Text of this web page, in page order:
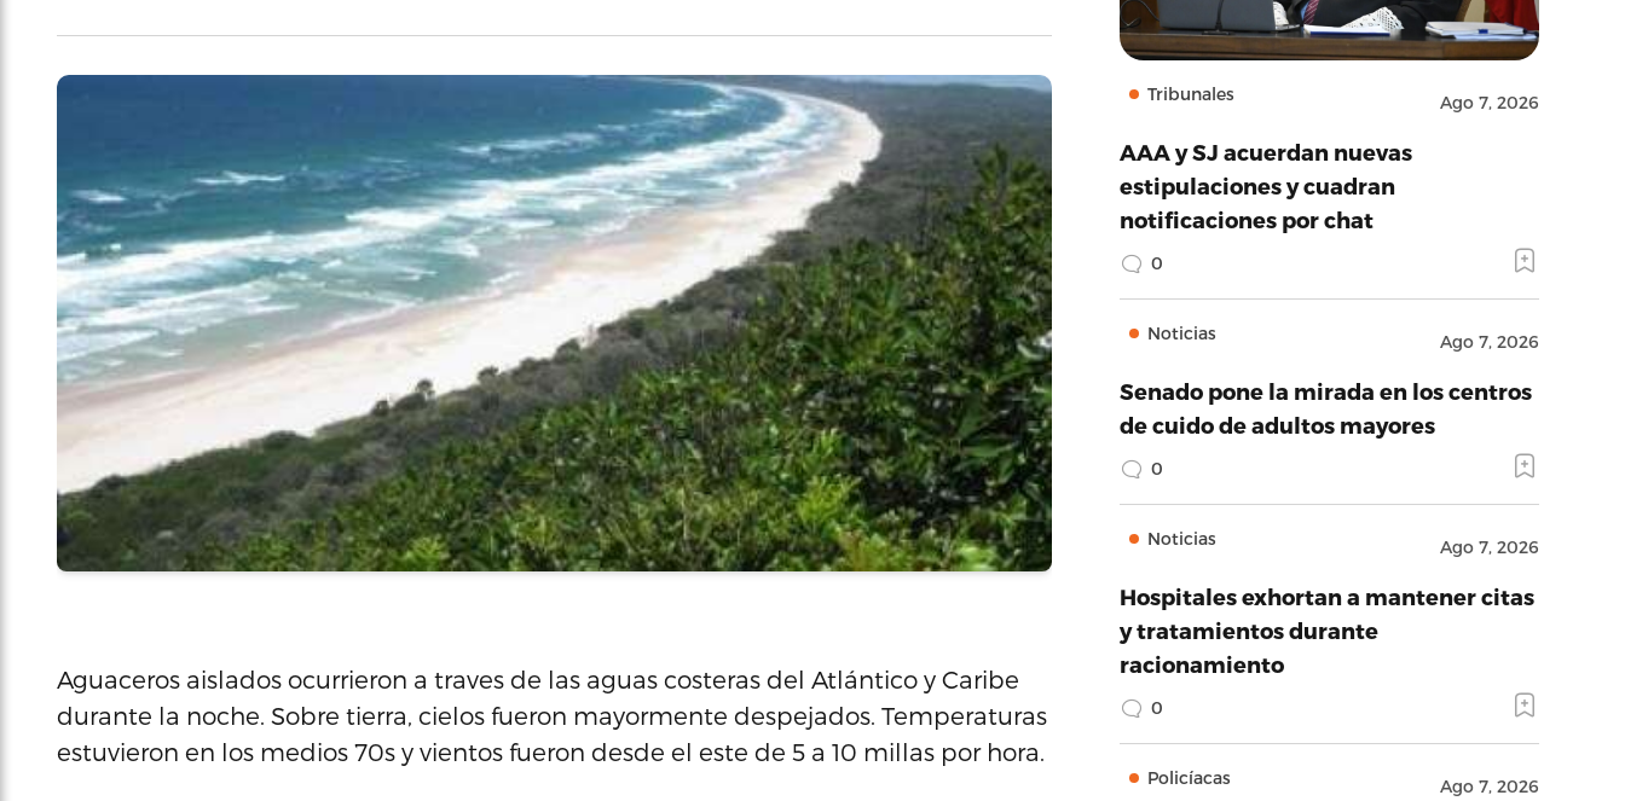
Aguaceros aislados ocurrieron a traves de las aguas costeras del Atlántico y Caribe
durante la noche. Sobre tierra, cielos fueron mayormente despejados. Temperaturas
estuvieron en los medios 70s y vientos fueron desde el este de 5 a 10 millas por hora.
Tribunales Ago 7, 2026
AAA y SJ acuerdan nuevas
estipulaciones y cuadran
notificaciones por chat
0
Noticias Ago 7, 2026
Senado pone la mirada en los centros
de cuido de adultos mayores
0
Noticias Ago 7, 2026
Hospitales exhortan a mantener citas
y tratamientos durante
racionamiento
0
Policíacas Ago 7, 2026